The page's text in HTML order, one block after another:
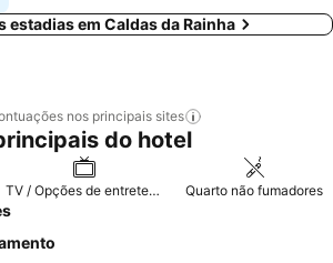
estadias em Caldas da Rainha
nos principais sites
do hotel
TV / Opções de entretenimento Quarto não fumadores